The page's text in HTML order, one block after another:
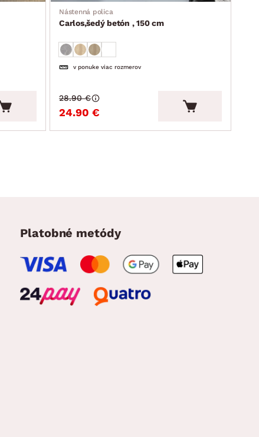
Nástenná polica
Carlos,šedý betón , 150 cm
v ponuke viac rozmerov
24.90 €
28.90 €
Platobné metódy